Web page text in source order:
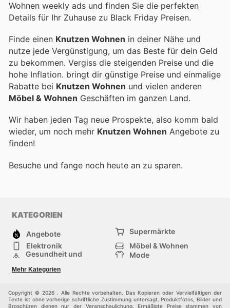
Wohnen weekly ads und finden Sie die perfekten
Details für Ihr Zuhause zu Black Friday Preisen.
Finde einen Knutzen Wohnen in deiner Nähe und
nutze jede Vergünstigung, um das Beste für dein Geld
zu bekommen. Vergiss die steigenden Preise und die
hohe Inflation. bringt dir günstige Preise und einmalige
Rabatte bei Knutzen Wohnen und vielen anderen
Möbel & Wohnen Geschäften im ganzen Land.
Wir haben jeden Tag neue Prospekte, also komm bald
wieder, um noch mehr Knutzen Wohnen Angebote zu
finden!
Besuche und fange noch heute an zu sparen.
KATEGORIEN
Angebote
Supermärkte
Elektronik
Möbel & Wohnen
Gesundheit und
Mode
Sportartikel und
Sportbekleidung
Einkaufzentren
Andere
Mehr Kategorien
Copyright © 2026 . Alle Rechte vorbehalten. Das Kopieren oder Vervielfältigen der
Texte ist ohne vorherige schriftliche Zustimmung untersagt. Produktfotos, Bilder und
Broschüren dienen nur der Veranschaulichung. Ermäßigte Preise stammen von